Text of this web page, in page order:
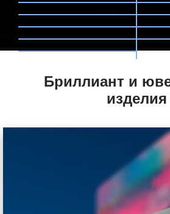
Бриллиант и
изделия